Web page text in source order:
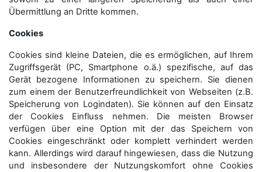
Übermittlung an Dritte kommen.
Cookies
Cookies sind kleine Dateien, die es ermöglichen, auf Ihrem
Zugriffsgerät (PC, Smartphone o.ä.) spezifische, auf das
Gerät bezogene Informationen zu speichern. Sie dienen
zum einem der Benutzerfreundlichkeit von Webseiten (z.B.
Speicherung von Logindaten). Sie können auf den Einsatz
der Cookies Einfluss nehmen. Die meisten Browser
verfügen über eine Option mit der das Speichern von
Cookies eingeschränkt oder komplett verhindert werden
kann. Allerdings wird darauf hingewiesen, dass die Nutzung
und insbesondere der Nutzungskomfort ohne Cookies